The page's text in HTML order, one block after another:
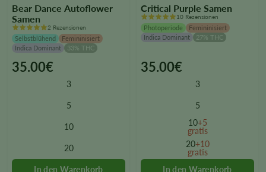
Bear Dance Autoflower
Samen
2 Rezensionen
Selbstblühend
Femininisiert
Indica Dominant
33% THC
35.00€
3
5
10
20
This
Critical Purple Samen
10 Rezensionen
Photoperiode
Femininisiert
Indica Dominant
27% THC
35.00€
3
5
10+5
gratis
20+10
gratis
This